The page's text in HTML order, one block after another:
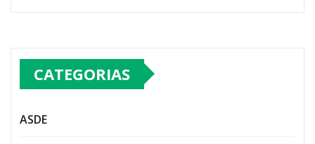
CATEGORIAS
ASDE